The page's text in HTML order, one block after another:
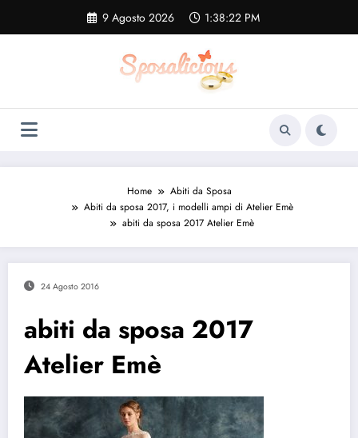
contenuto
9 Agosto 2026 1:38:23 PM
Home
Abiti da Sposa
Abiti da sposa 2017, i modelli ampi di Atelier Emè
abiti da sposa 2017 Atelier Emè
24 Agosto 2016
abiti da sposa 2017
Atelier Emè